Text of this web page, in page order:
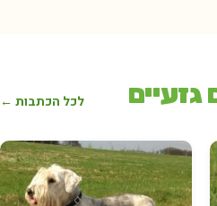
גזעיים לכל הכתבות ←